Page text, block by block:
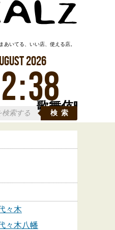
歌舞伎町
あいてる、いい店、使える店。
2026
:39
検索
々木
々木八幡